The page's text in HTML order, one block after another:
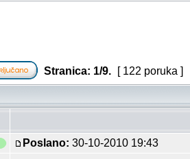
Stranica: 1/9. [ 122 poruka ]
Poslano: 30-10-2010 19:43